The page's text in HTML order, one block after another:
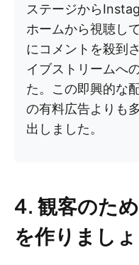
ステージから
ホームから視聴し
にコメントを殺到
イブストリームへ
た。この即興的な
の有料広告よりも
出しました。
4. 観客のた
を作りましょ